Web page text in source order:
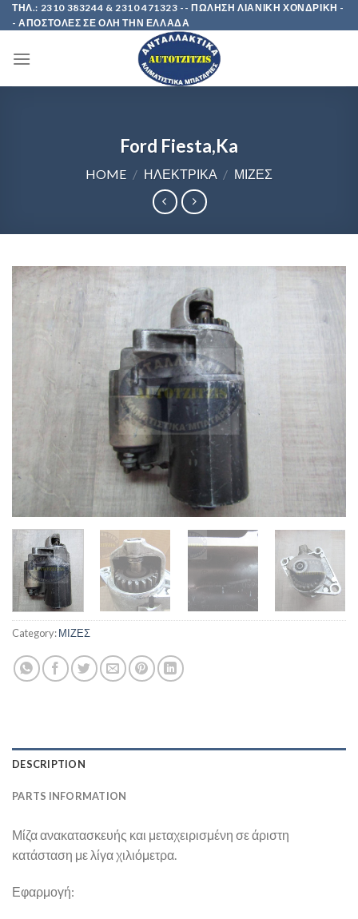
Skip
to
ΤΗΛ.: 2310 383244 & 2310 471323 -- ΠΩΛΗΣΗ ΛΙΑΝΙΚΗ ΧΟΝΔΡΙΚΗ -
- ΑΠΟΣΤΟΛΕΣ ΣΕ ΟΛΗ ΤΗΝ ΕΛΛΑΔΑ
Ford Fiesta,Ka
HOME / ΗΛΕΚΤΡΙΚΑ / ΜΙΖΕΣ
Category:ΜΙΖΕΣ
DESCRIPTION
PARTS INFORMATION
Μίζα ανακατασκευής και μεταχειρισμένη σε άριστη
κατάσταση με λίγα χιλιόμετρα.
Εφαρμογή: